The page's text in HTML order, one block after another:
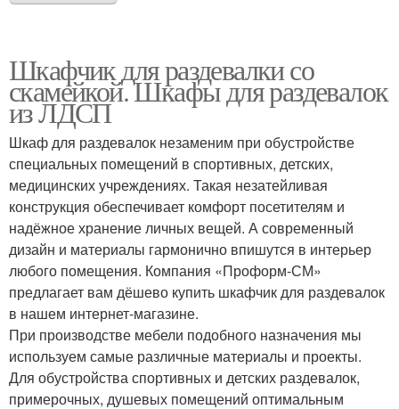
Шкафчик для раздевалки со
скамейкой. Шкафы для раздевалок
из ЛДСП
Шкаф для раздевалок незаменим при обустройстве
специальных помещений в спортивных, детских,
медицинских учреждениях. Такая незатейливая
конструкция обеспечивает комфорт посетителям и
надёжное хранение личных вещей. А современный
дизайн и материалы гармонично впишутся в интерьер
любого помещения. Компания «Проформ-СМ»
предлагает вам дёшево купить шкафчик для раздевалок
в нашем интернет-магазине.
При производстве мебели подобного назначения мы
используем самые различные материалы и проекты.
Для обустройства спортивных и детских раздевалок,
примерочных, душевых помещений оптимальным